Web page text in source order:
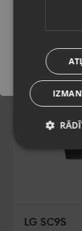
Stāvoklis
152.00 €
6.91€/mēn.
LG SC9S